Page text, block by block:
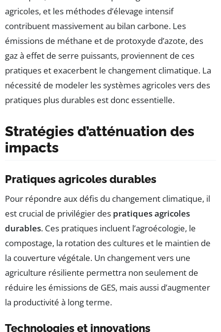
agricoles, et les méthodes d’élevage intensif
contribuent massivement au bilan carbone. Les
émissions de méthane et de protoxyde d’azote, des
gaz à effet de serre puissants, proviennent de ces
pratiques et exacerbent le changement climatique. La
nécessité de modeler les systèmes agricoles vers des
pratiques plus durables est donc essentielle.
Stratégies d’atténuation des
impacts
Pratiques agricoles durables
Pour répondre aux défis du changement climatique, il
est crucial de privilégier des pratiques agricoles
durables. Ces pratiques incluent l’agroécologie, le
compostage, la rotation des cultures et le maintien de
la couverture végétale. Un changement vers une
agriculture résiliente permettra non seulement de
réduire les émissions de GES, mais aussi d’augmenter
la productivité à long terme.
Technologies et innovations